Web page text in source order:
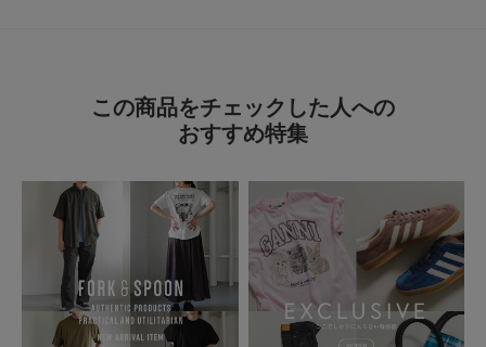
この商品をチェックした人への
おすすめ特集